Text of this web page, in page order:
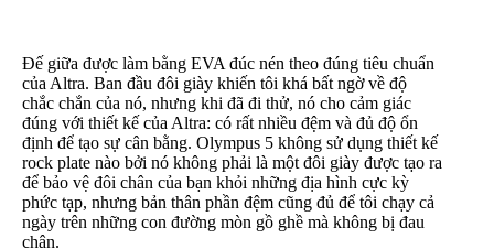
Đế giữa được làm bằng EVA đúc nén theo đúng tiêu chuẩn
của Altra. Ban đầu đôi giày khiến tôi khá bất ngờ về độ
chắc chắn của nó, nhưng khi đã đi thử, nó cho cảm giác
đúng với thiết kế của Altra: có rất nhiều đệm và đủ độ ổn
định để tạo sự cân bằng. Olympus 5 không sử dụng thiết kế
rock plate nào bởi nó không phải là một đôi giày được tạo ra
để bảo vệ đôi chân của bạn khỏi những địa hình cực kỳ
phức tạp, nhưng bản thân phần đệm cũng đủ để tôi chạy cả
ngày trên những con đường mòn gồ ghề mà không bị đau
chân.